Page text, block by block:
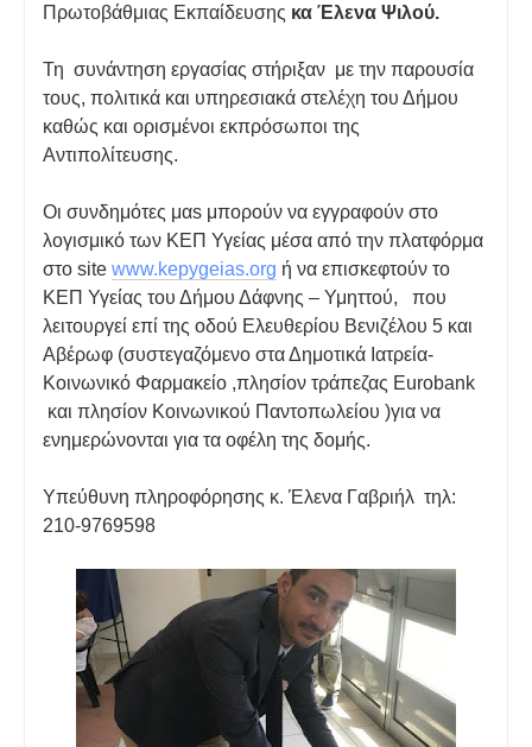
Πρωτοβάθμιας Εκπαίδευσης κα Έλενα Ψιλού.
Τη συνάντηση εργασίας στήριξαν με την παρουσία
τους, πολιτικά και υπηρεσιακά στελέχη του Δήμου
καθώς και ορισμένοι εκπρόσωποι της
Αντιπολίτευσης.
Οι συνδημότες μαs μπορούν να εγγραφούν στο
λογισμικό των ΚΕΠ Υγείας μέσα από την πλατφόρμα
στο site www.kepygeias.org ή να επισκεφτούν το
ΚΕΠ Υγείας του Δήμου Δάφνης – Υμηττού, που
λειτουργεί επί της οδού Ελευθερίου Βενιζέλου 5 και
Αβέρωφ (συστεγαζόμενο στα Δημοτικά Ιατρεία-
Κοινωνικό Φαρμακείο ,πλησίον τράπεζας Εurobank
και πλησίον Κοινωνικού Παντοπωλείου )για να
ενημερώνονται για τα οφέλη της δομής.
Υπεύθυνη πληροφόρησης κ. Έλενα Γαβριήλ τηλ:
210-9769598